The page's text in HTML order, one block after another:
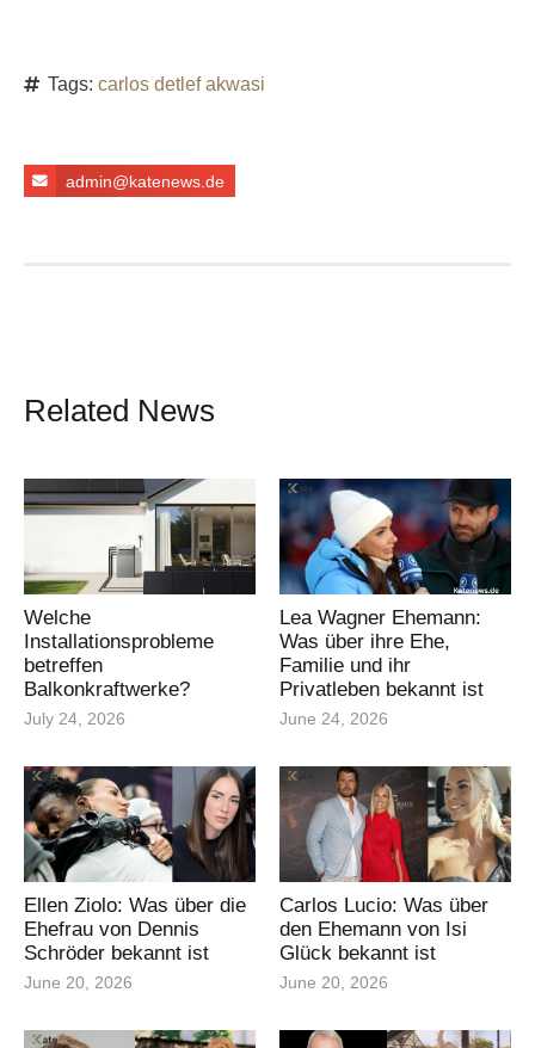
Tags: carlos detlef akwasi
admin@katenews.de
Related News
Welche
Installationsprobleme
betreffen
Balkonkraftwerke?
July 24, 2026
Lea Wagner Ehemann:
Was über ihre Ehe,
Familie und ihr
Privatleben bekannt ist
June 24, 2026
Ellen Ziolo: Was über die
Ehefrau von Dennis
Schröder bekannt ist
June 20, 2026
Carlos Lucio: Was über
den Ehemann von Isi
Glück bekannt ist
June 20, 2026